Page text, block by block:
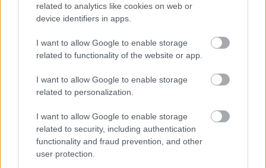
related to analytics like cookies on web or
device identifiers in apps.
I want to allow Google to enable storage
related to functionality of the website or app.
I want to allow Google to enable storage
related to personalization.
I want to allow Google to enable storage
related to security, including authentication
functionality and fraud prevention, and other
user protection.
Hírek